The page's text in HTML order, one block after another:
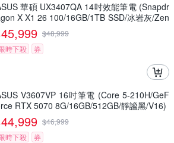
華碩 UX3407QA 14吋效能筆電 (Snapdr
X X1 26 100/16GB/1TB SSD/冰岩灰/Zen
A14)
45,999 $48,999
時下殺
券
V3607VP 16吋筆電 (Core 5-210H/GeF
RTX 5070 8G/16GB/512GB/靜謐黑/V16)
44,999 $46,999
時下殺
券